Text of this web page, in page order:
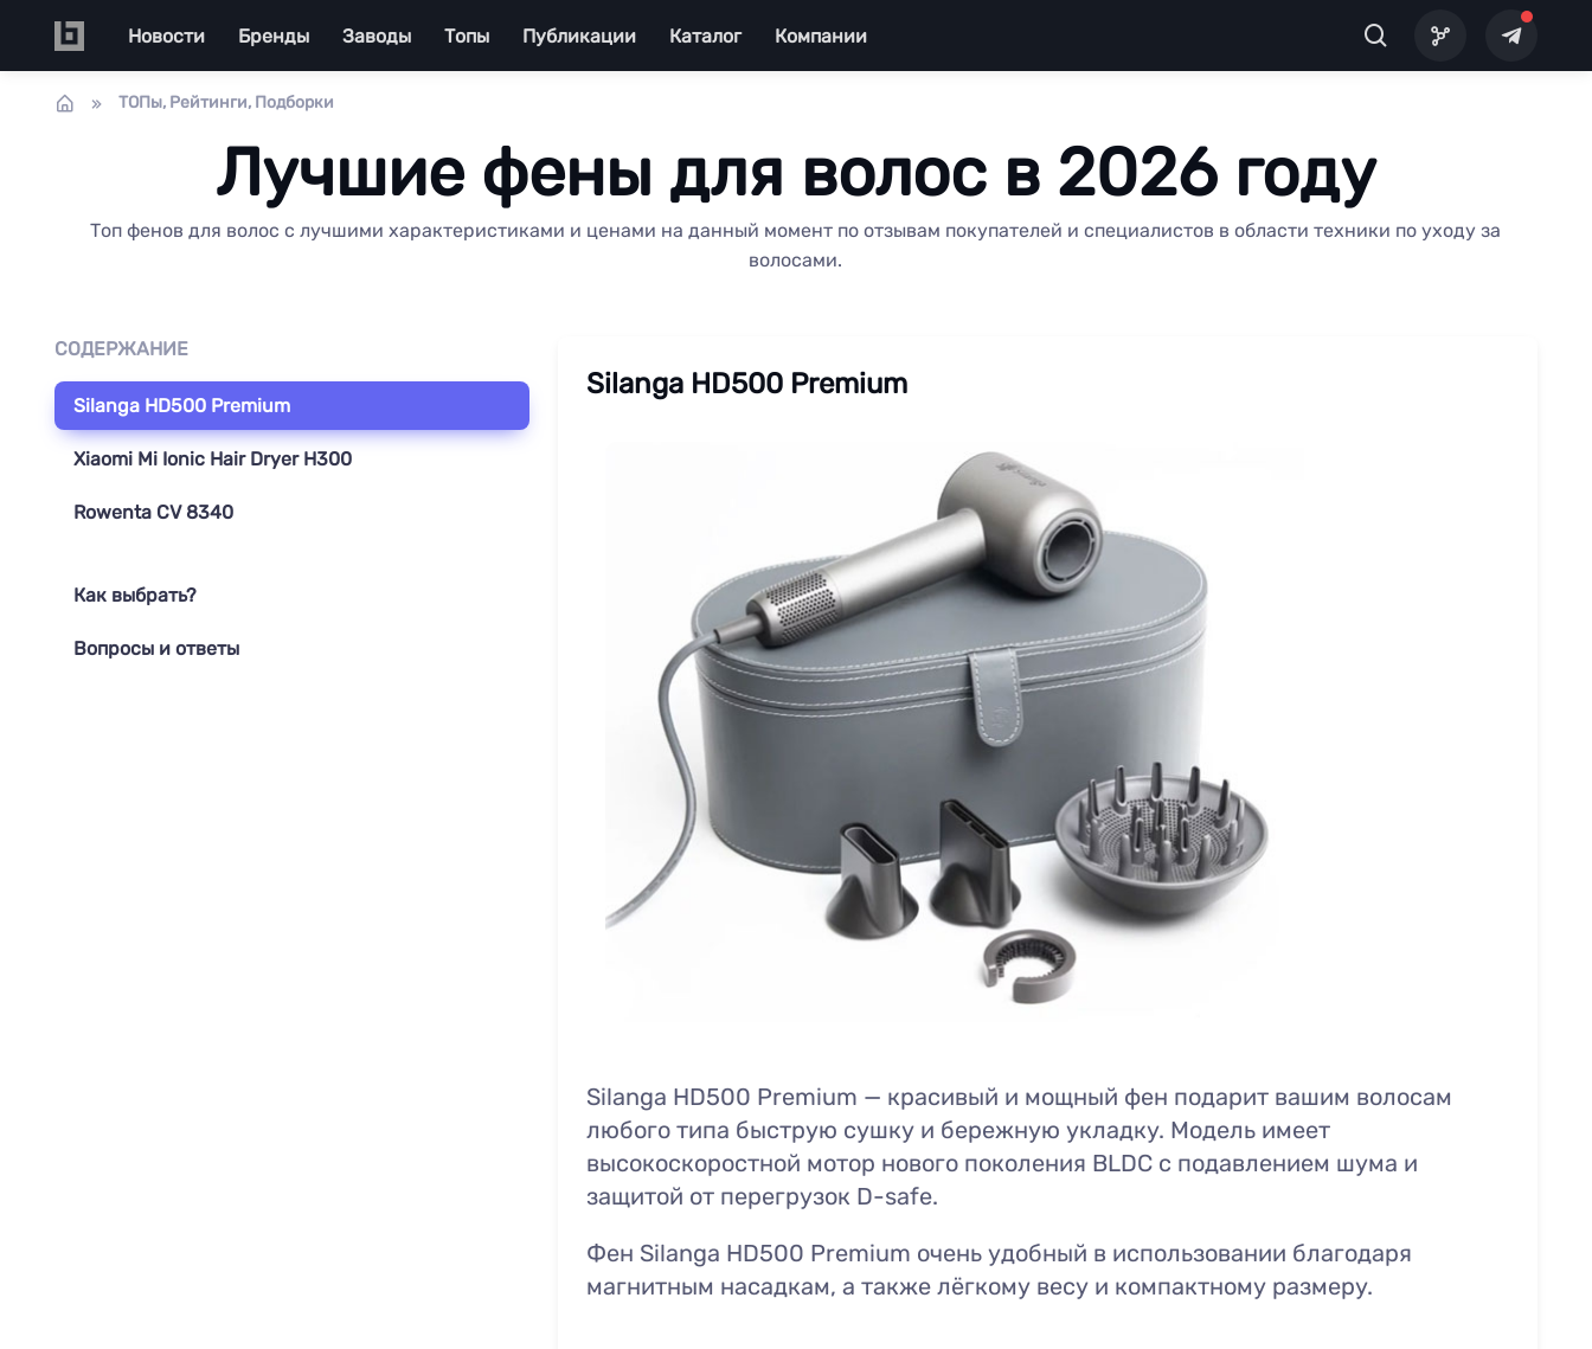
Main navigation
Новости Бренды Заводы Топы Публикации Каталог Компании
ТОПы, Рейтинги, Подборки
Лучшие фены для волос в 2026 году
Топ фенов для волос с лучшими характеристиками и ценами на данный момент по отзывам покупателей и специалистов в области техники по уходу за
волосами.
СОДЕРЖАНИЕ
Silanga HD500 Premium
Xiaomi Mi Ionic Hair Dryer H300
Rowenta CV 8340
Как выбрать?
Вопросы и ответы
Silanga HD500 Premium
Silanga HD500 Premium — красивый и мощный фен подарит вашим волосам
любого типа быструю сушку и бережную укладку. Модель имеет
высокоскоростной мотор нового поколения BLDC с подавлением шума и
защитой от перегрузок D-safe.
Фен Silanga HD500 Premium очень удобный в использовании благодаря
магнитным насадкам, а также лёгкому весу и компактному размеру.